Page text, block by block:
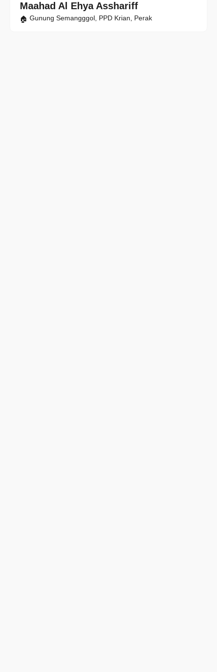
Maahad Al Ehya Asshariff
Gunung Semangggol, PPD Krian, Perak